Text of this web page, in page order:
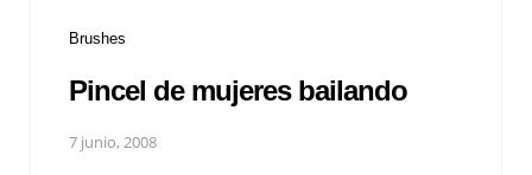
Brushes
Pincel de mujeres bailando
7 junio, 2008